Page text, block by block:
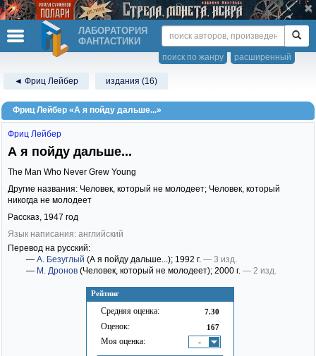
ЛАБОРАТОРИЯ
ФАНТАСТИКИ
расширенный
поиск по жанру
◄ Фриц Лейбер издания (16)
Фриц Лейбер «А я пойду дальше...»
Рейтинг
Средняя оценка: 7.30
Оценок: 167
Моя оценка: -
Фриц Лейбер
А я пойду дальше...
The Man Who Never Grew Young
Другие названия: Человек, который не молодеет; Человек, который
никогда не молодеет
Рассказ, 1947 год
Язык написания: английский
Перевод на русский:
— А. Безуглый (А я пойду дальше...); 1992 г. — 3 изд.
— М. Дронов (Человек, который не молодеет); 2000 г. — 2 изд.